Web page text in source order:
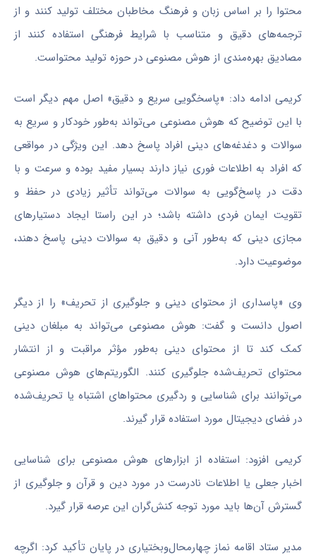
محتوا را بر اساس زبان و فرهنگ مخاطبان مختلف تولید کنند و از
ترجمه‌های دقیق و متناسب با شرایط فرهنگی استفاده کنند از
مصادیق بهره‌مندی از هوش مصنوعی در حوزه تولید محتواست.
کریمی ادامه داد: «پاسخگویی سریع و دقیق» اصل مهم دیگر است
با این توضیح که هوش مصنوعی می‌تواند به‌طور خودکار و سریع به
سوالات و دغدغه‌های دینی افراد پاسخ دهد. این ویژگی در مواقعی
که افراد به اطلاعات فوری نیاز دارند بسیار مفید بوده و سرعت و با
دقت در پاسخ‌گویی به سوالات می‌تواند تأثیر زیادی در حفظ و
تقویت ایمان فردی داشته باشد؛ در این راستا ایجاد دستیارهای
مجازی دینی که به‌طور آنی و دقیق به سوالات دینی پاسخ دهند،
موضوعیت دارد.
وی «پاسداری از محتوای دینی و جلوگیری از تحریف» را از دیگر
اصول دانست و گفت: هوش مصنوعی می‌تواند به مبلغان دینی
کمک کند تا از محتوای دینی به‌طور مؤثر مراقبت و از انتشار
محتوای تحریف‌شده جلوگیری کنند. الگوریتم‌های هوش مصنوعی
می‌توانند برای شناسایی و ردگیری محتواهای اشتباه یا تحریف‌شده
در فضای دیجیتال مورد استفاده قرار گیرند.
کریمی افزود: استفاده از ابزارهای هوش مصنوعی برای شناسایی
اخبار جعلی یا اطلاعات نادرست در مورد دین و قرآن و جلوگیری از
گسترش آن‌ها باید مورد توجه کنش‌گران این عرصه قرار گیرد.
مدیر ستاد اقامه نمازچهارمحال‌وبختیاری در پایان تأکید کرد: اگرچه